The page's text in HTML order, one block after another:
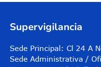
Supervigilancia
Sede Principal: Cl 24 A
Sede Administrativa /